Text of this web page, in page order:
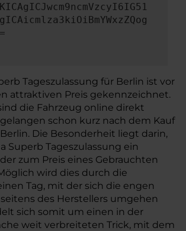
Tageszulassung für Berlin ist vor
attraktiven Preis gekennzeichnet.
die Fahrzeug online direkt
schon kurz nach dem Kauf
Die Besonderheit liegt darin,
Superb Tageszulassung ein
zum Preis eines Gebrauchten
wird dies durch die
Tag, mit der sich die engen
des Herstellers umgehen
sich somit um einen in der
weit verbreiteten Trick, mit dem